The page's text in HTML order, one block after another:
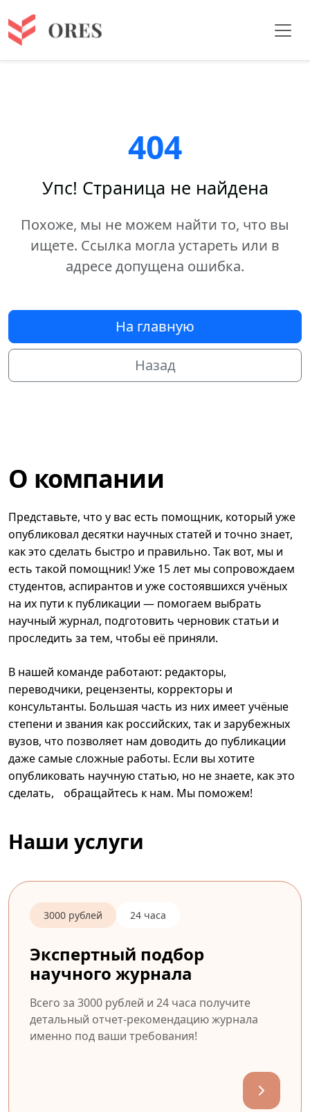
404
Упс! Страница не найдена
Похоже, мы не можем найти то, что вы
ищете. Ссылка могла устареть или в
адресе допущена ошибка.
На главную
Назад
О компании
Представьте, что у вас есть помощник, который уже
опубликовал десятки научных статей и точно знает,
как это сделать быстро и правильно. Так вот, мы и
есть такой помощник! Уже 15 лет мы сопровождаем
студентов, аспирантов и уже состоявшихся учёных
на их пути к публикации — помогаем выбрать
научный журнал, подготовить черновик статьи и
проследить за тем, чтобы её приняли.
В нашей команде работают: редакторы,
переводчики, рецензенты, корректоры и
консультанты. Большая часть из них имеет учёные
степени и звания как российских, так и зарубежных
вузов, что позволяет нам доводить до публикации
даже самые сложные работы. Если вы хотите
опубликовать научную статью, но не знаете, как это
сделать, обращайтесь к нам. Мы поможем!
Наши услуги
3000 рублей 24 часа
Экспертный подбор
научного журнала
Всего за 3000 рублей и 24 часа получите
детальный отчет-рекомендацию журнала
именно под ваши требования!